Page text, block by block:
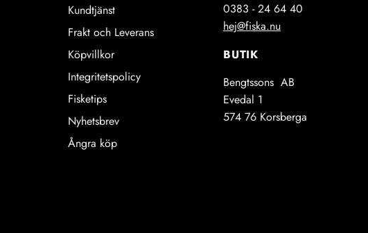
Kundtjänst
Frakt och Leverans
Köpvillkor
Integritetspolicy
Fisketips
Nyhetsbrev
Ångra köp
0383 - 24 64 40
hej@fiska.nu
BUTIK
Bengtssons AB
Evedal 1
574 76 Korsberga